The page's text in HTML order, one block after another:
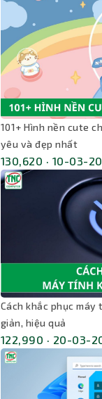
101+ Hình nền cute
yêu và đẹp nhất
130,620 · 10-03-
Cách khắc phục máy
giản, hiệu quả
122,990 · 20-03-